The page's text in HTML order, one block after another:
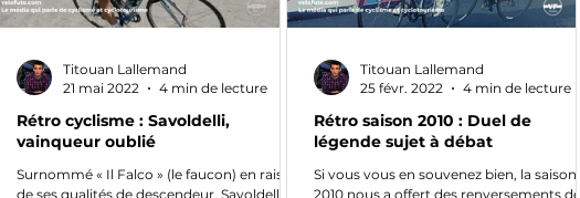
Rétro cyclisme : Savoldelli,
vainqueur oublié
Surnommé « Il Falco » (le faucon) en raison
de ses qualités de descendeur, Savoldelli
Titouan Lallemand
21 mai 2022
4 min de lecture
Rétro saison 2010 : Duel de
légende sujet à débat
Si vous vous en souvenez bien, la saison
2010 nous a offert des renversements de
Titouan Lallemand
25 févr. 2022
4 min de lecture